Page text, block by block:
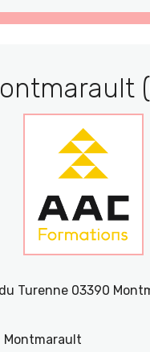
Turenne 03390
Montmarault